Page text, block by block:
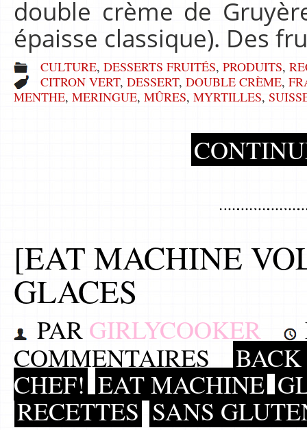
double crème de
épaisse classique). Des
CULTURE, DESSERTS FRUITÉS, PRODUITS,
CITRON VERT, DESSERT, DOUBLE CRÈME,
MENTHE, MERINGUE, MÛRES, MYRTILLES,
[EAT MACHINE
GLACES
PAR GIRLYCOOKER
COMMENTAIRES
CHEF! EAT MACHINE
RECETTES SANS